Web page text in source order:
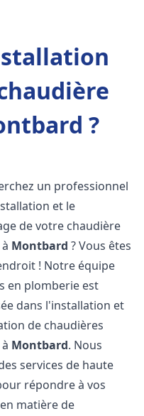
?
un professionnel
et le
de votre chaudière
Montbard ? Vous êtes
! Notre équipe
en plomberie est
dans l'installation et
de chaudières
Montbard. Nous
services de haute
répondre à vos
matière de